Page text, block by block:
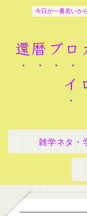
今日が一番若いか
還暦ブ
イ
雑学ネタ・